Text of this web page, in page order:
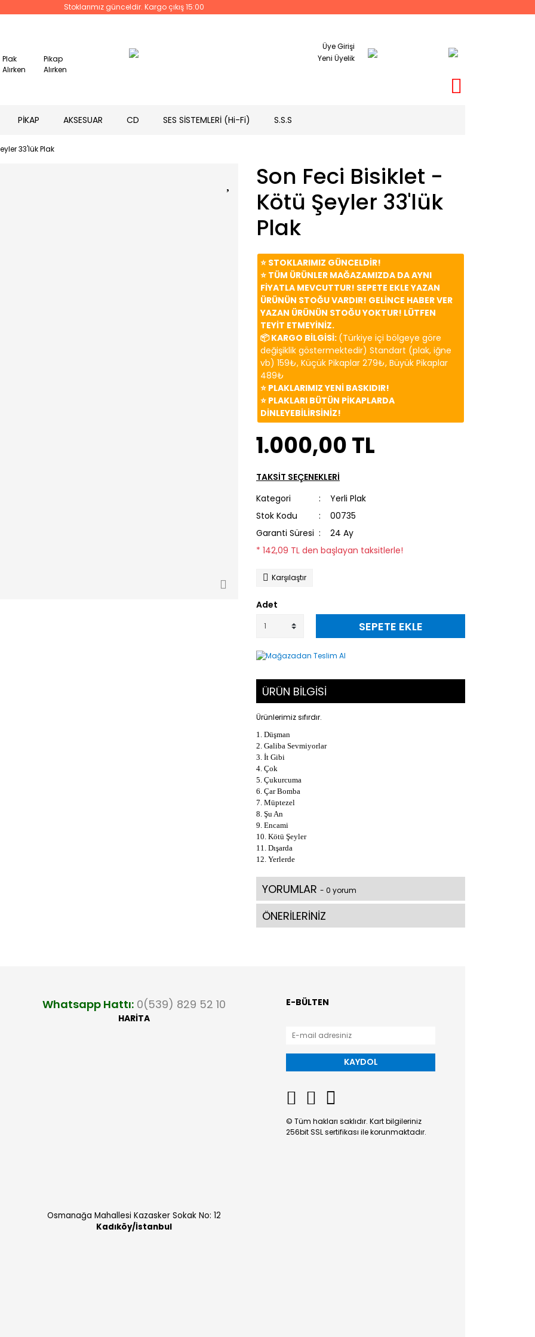
Stoklarımız günceldir. Kargo çıkış 15:00
Plak
Alırken
Pikap
Alırken
Üye Girişi
Yeni Üyelik
PİKAP AKSESUAR CD SES SİSTEMLERİ (Hi-Fi) S.S.S
33'lük Plak
Son Feci Bisiklet -
Kötü Şeyler 33'lük
Plak
⭐️ STOKLARIMIZ GÜNCELDİR!
⭐️ TÜM ÜRÜNLER MAĞAZAMIZDA DA AYNI
FİYATLA MEVCUTTUR! SEPETE EKLE YAZAN
ÜRÜNÜN STOĞU VARDIR! GELİNCE HABER VER
YAZAN ÜRÜNÜN STOĞU YOKTUR! LÜTFEN
TEYİT ETMEYİNİZ.
📦 KARGO BİLGİSİ: (Türkiye içi bölgeye göre
değişiklik göstermektedir) Standart (plak, iğne
vb) 159₺, Küçük Pikaplar 279₺, Büyük Pikaplar
489₺
⭐️ PLAKLARIMIZ YENİ BASKIDIR!
⭐️ PLAKLARI BÜTÜN PİKAPLARDA
DİNLEYEBİLİRSİNİZ!
1.000,00 TL
TAKSİT SEÇENEKLERİ
Kategori
Yerli Plak
Stok Kodu
00735
Garanti Süresi
24 Ay
* 142,09 TL den başlayan taksitlerle!
Karşılaştır
Adet
SEPETE EKLE
ÜRÜN BİLGİSİ
Ürünlerimiz sıfırdır.
1. Düşman
2. Galiba Sevmiyorlar
3. İt Gibi
4. Çok
5. Çukurcuma
6. Çar Bomba
7. Müptezel
8. Şu An
9. Encami
10. Kötü Şeyler
11. Dışarda
12. Yerlerde
YORUMLAR - 0 yorum
ÖNERİLERİNİZ
Whatsapp Hattı: 0(539) 829 52 10
HARİTA
Osmanağa Mahallesi Kazasker Sokak No: 12
Kadıköy/İstanbul
E-BÜLTEN
KAYDOL
© Tüm hakları saklıdır. Kart bilgileriniz
256bit SSL sertifikası ile korunmaktadır.